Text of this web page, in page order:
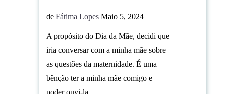
de Fátima Lopes Maio 5, 2024
A propósito do Dia da Mãe, decidi que
iria conversar com a minha mãe sobre
as questões da maternidade. É uma
bênção ter a minha mãe comigo e
poder ouvi-la.